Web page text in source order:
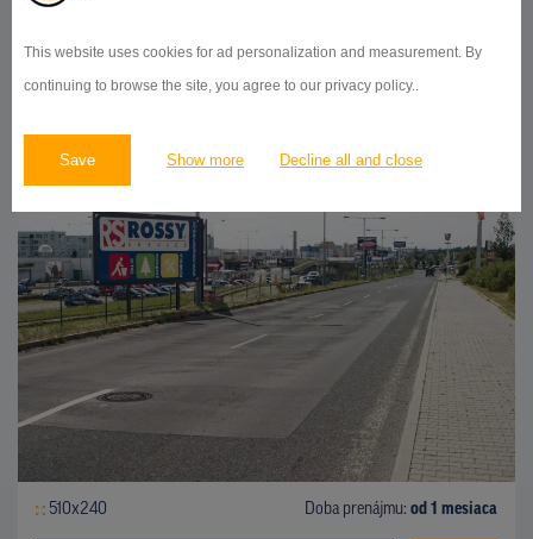
This website uses cookies for ad personalization and measurement. By
continuing to browse the site, you agree to our privacy policy..
Save Show more Decline all and close
BILLBOARD
510x240 Doba prenájmu: od 1 mesiaca